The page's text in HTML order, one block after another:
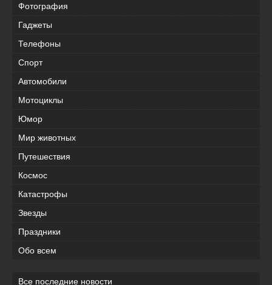
Фотография
Гаджеты
Телефоны
Спорт
Автомобили
Мотоциклы
Юмор
Мир животных
Путешествия
Космос
Катастрофы
Звезды
Праздники
Обо всем
Все последние новости